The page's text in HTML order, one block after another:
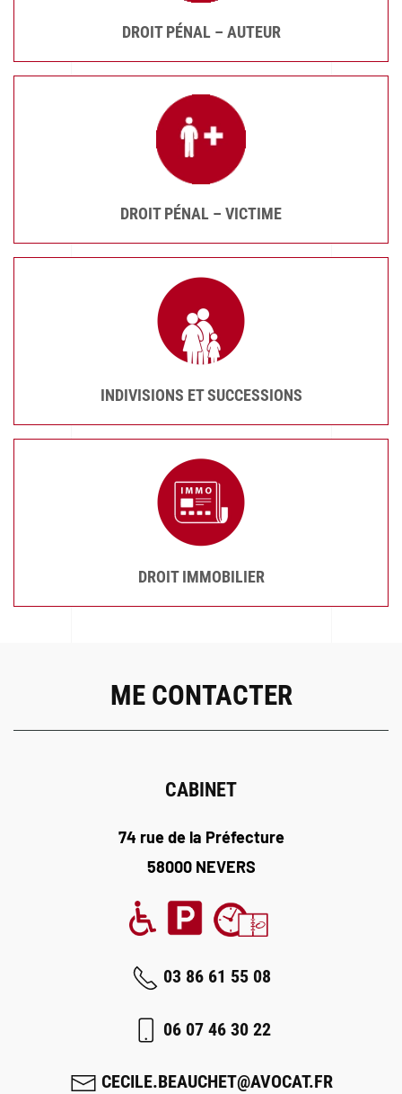
DROIT PÉNAL – AUTEUR
DROIT PÉNAL – VICTIME
INDIVISIONS ET SUCCESSIONS
DROIT IMMOBILIER
ME CONTACTER
CABINET
74 rue de la Préfecture
58000 NEVERS
03 86 61 55 08
06 07 46 30 22
CECILE.BEAUCHET@AVOCAT.FR